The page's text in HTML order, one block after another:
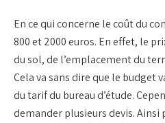
En ce qui concerne le coût du
800 et 2000 euros. En effet, le
du sol, de l’emplacement du
Cela va sans dire que le budget
du tarif du bureau d’étude.
demander plusieurs devis. Ainsi